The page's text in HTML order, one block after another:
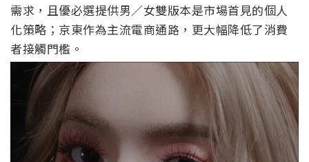
需求，且優必選提供男／女雙版本是市場首見的個人
化策略；京東作為主流電商通路，更大幅降低了消費
者接觸門檻。